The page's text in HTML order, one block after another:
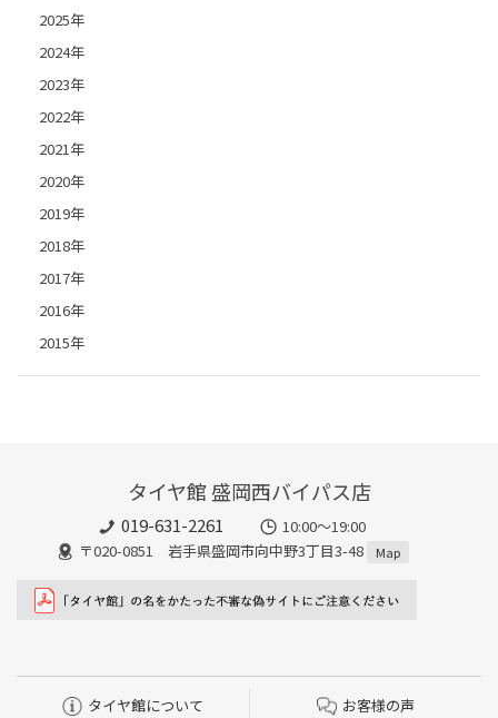
2025年
2024年
2023年
2022年
2021年
2020年
2019年
2018年
2017年
2016年
2015年
タイヤ館 盛岡西バイパス店
019-631-2261
10:00～19:00
〒020-0851 岩手県盛岡市向中野3丁目3-48
Map
タイヤ館について お客様の声